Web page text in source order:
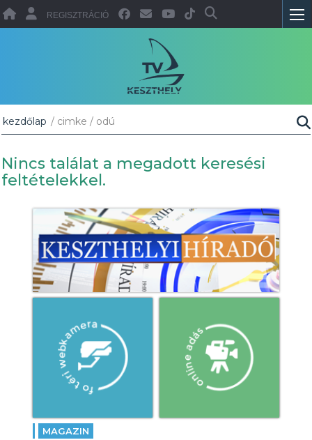
REGISZTRÁCIÓ
kezdőlap / cimke / odú
Nincs találat a megadott keresési
feltételekkel.
MAGAZIN